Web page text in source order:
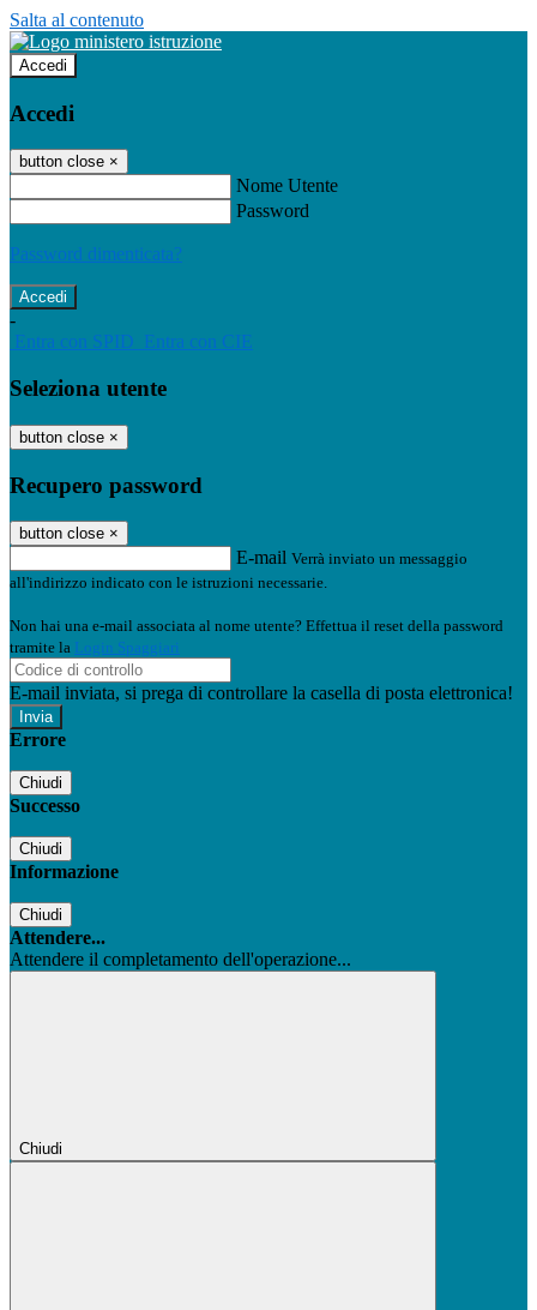
Salta al contenuto
Accedi
Accedi
button close ×
Nome Utente
Password
Password dimenticata?
-
Entra con SPID Entra con CIE
Seleziona utente
button close ×
Recupero password
button close ×
E-mail Verrà inviato un messaggio
all'indirizzo indicato con le istruzioni necessarie.
Non hai una e-mail associata al nome utente? Effettua il reset della password
tramite la Login Spaggiari
E-mail inviata, si prega di controllare la casella di posta elettronica!
Errore
Chiudi
Successo
Chiudi
Informazione
Chiudi
Attendere...
Attendere il completamento dell'operazione...
Chiudi